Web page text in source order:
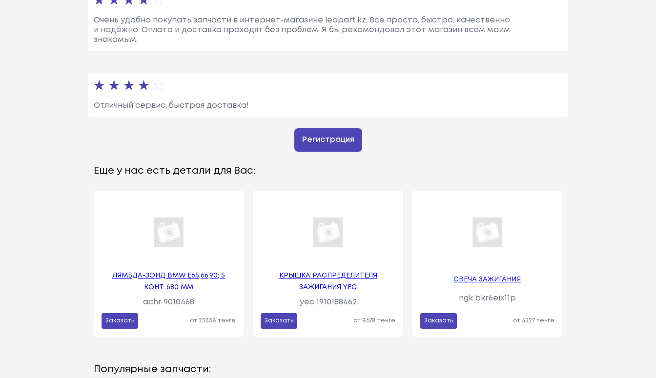
Очень удобно покупать запчасти в интернет-магазине leopart.kz. Всё просто, быстро, качественно
и надёжно. Оплата и доставка проходят без проблем. Я бы рекомендовал этот магазин всем моим
знакомым.
Отличный сервис, быстрая доставка!
Регистрация
Еще у нас есть детали для Вас:
ЛЯМБДА-ЗОНД BMW E65,66,90; 5
КОНТ. 680 MM
achr 9010468
Заказать от 23338 тенге
КРЫШКА РАСПРЕДЕЛИТЕЛЯ
ЗАЖИГАНИЯ YEC
yec 1910188462
Заказать от 8678 тенге
СВЕЧА ЗАЖИГАНИЯ
ngk bkr6eix11p
Заказать от 4227 тенге
Популярные запчасти: